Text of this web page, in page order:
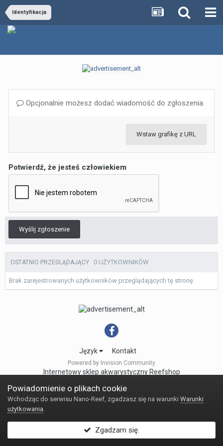
Identyfikacja
Opcjonalnie możesz dodać wiadomość do zgłoszenia.
Wstaw grafikę z URL
Potwierdź, że jesteś człowiekiem
Wyślij zgłoszenie
OSTATNIO PRZEGLĄDAJĄCY 0 UŻYTKOWNIKÓW
Brak zarejestrowanych użytkowników przeglądających tę stronę.
Język Kontakt
Powered by Invision Community
Internetowy sklep akwarystyczny Reefshop
Powiadomienie o plikach cookie
Wchodząc do serwisu Nano-Reef, zgadzasz się na warunki Warunki
użytkowania.
Zgadzam się.